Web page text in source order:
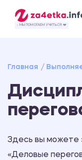
- МЫ ПОМОГАЕМ УЧИТЬСЯ ❤️
Главная
Здесь вы можете
«Деловые